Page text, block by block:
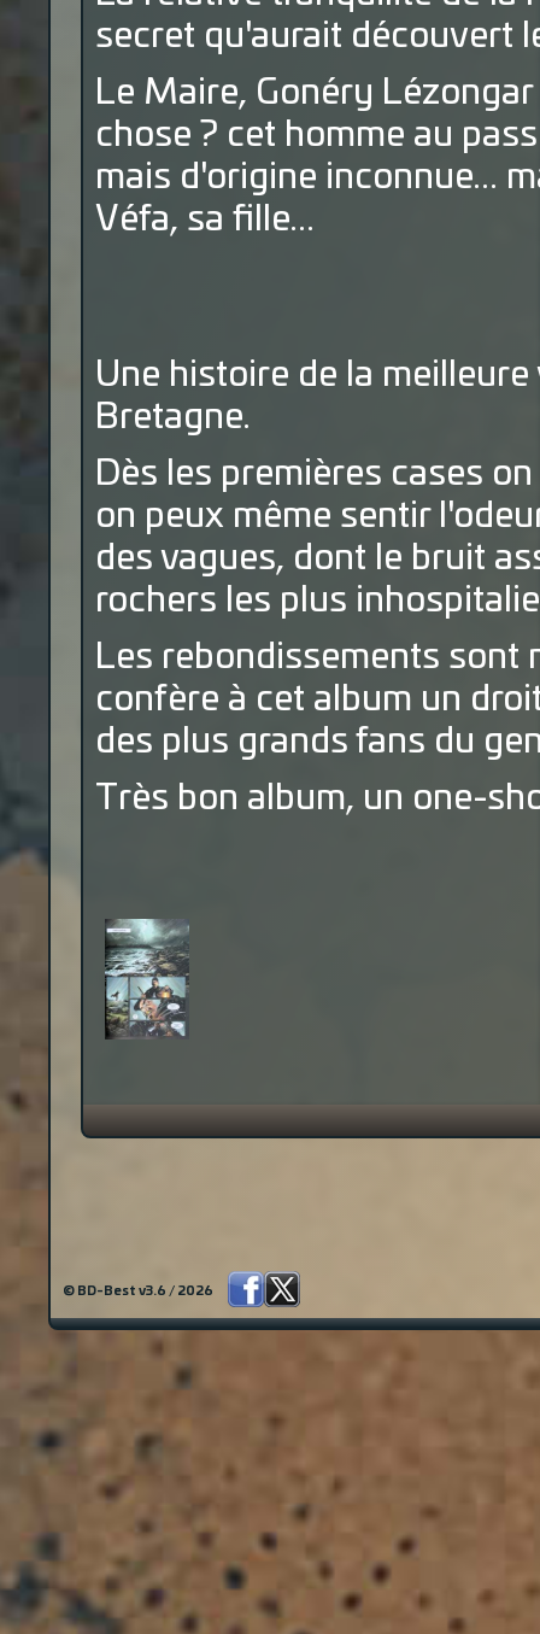
secret qu'aurait découvert
Le Maire, Gonéry
chose ? cet homme au
mais d'origine inconnue...
Véfa, sa fille...
Une histoire de la
Bretagne.
Dès les premières cases
on peux même sentir
des vagues, dont le bruit
rochers les plus
Les rebondissements sont
confère à cet album un
des plus grands fans du
Très bon album, un one-
© BD-Best v3.6 / 2026